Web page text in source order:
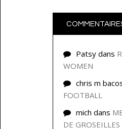
Patsy dans
WOMEN
chris m
FOOTBALL
mich dans
DE GROSEILLES